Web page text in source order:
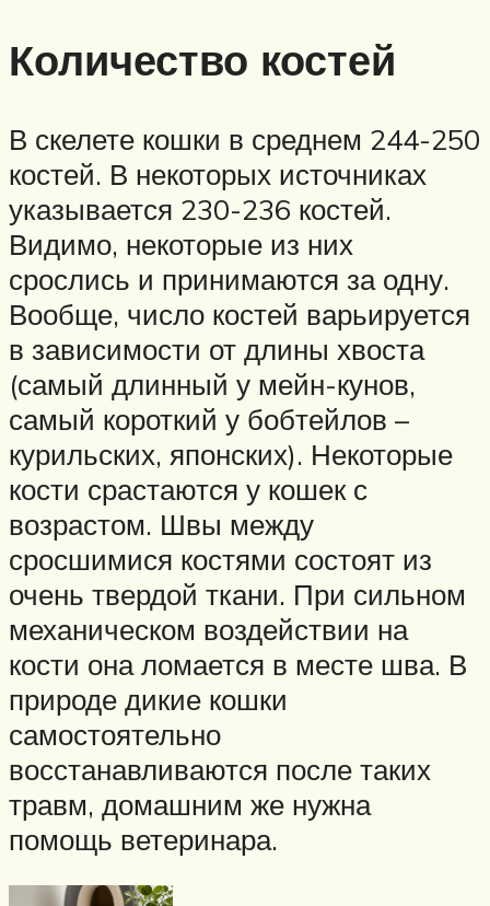
Количество костей
В скелете кошки в среднем 244-250
костей. В некоторых источниках
указывается 230-236 костей.
Видимо, некоторые из них
срослись и принимаются за одну.
Вообще, число костей варьируется
в зависимости от длины хвоста
(самый длинный у мейн-кунов,
самый короткий у бобтейлов –
курильских, японских). Некоторые
кости срастаются у кошек с
возрастом. Швы между
сросшимися костями состоят из
очень твердой ткани. При сильном
механическом воздействии на
кости она ломается в месте шва. В
природе дикие кошки
самостоятельно
восстанавливаются после таких
травм, домашним же нужна
помощь ветеринара.